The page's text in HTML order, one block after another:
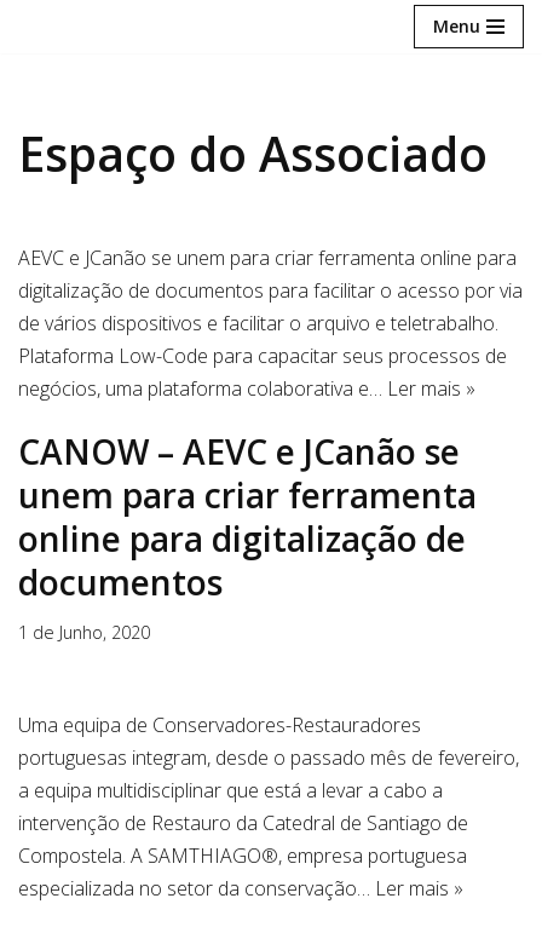
o
conteúdo
Menu
Espaço do Associado
AEVC e JCanão se unem para criar ferramenta online para
digitalização de documentos para facilitar o acesso por via
de vários dispositivos e facilitar o arquivo e teletrabalho.
Plataforma Low-Code para capacitar seus processos de
negócios, uma plataforma colaborativa e… Ler mais »
CANOW – AEVC e JCanão se
unem para criar ferramenta
online para digitalização de
documentos
1 de Junho, 2020
Uma equipa de Conservadores-Restauradores
portuguesas integram, desde o passado mês de fevereiro,
a equipa multidisciplinar que está a levar a cabo a
intervenção de Restauro da Catedral de Santiago de
Compostela. A SAMTHIAGO®, empresa portuguesa
especializada no setor da conservação… Ler mais »